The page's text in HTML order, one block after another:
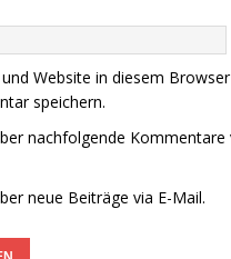
Website in diesem
speichern.
nachfolgende Kommentare
neue Beiträge via E-Mail.